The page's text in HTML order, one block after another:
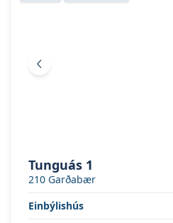
Fyrri mynd
Tunguás 1
210 Garðabær
Einbýlishús